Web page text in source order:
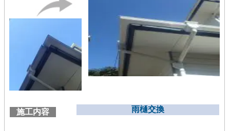
施工内容 雨樋交換